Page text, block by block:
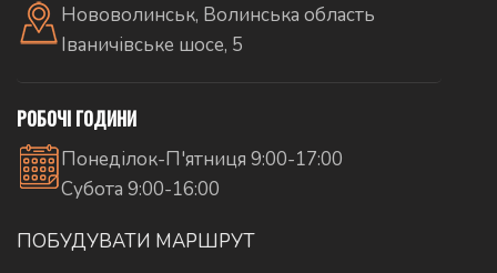
Нововолинськ, Волинська область
Іваничівське шосе, 5
РОБОЧІ ГОДИНИ
Понеділок-П'ятниця 9:00-17:00
Субота 9:00-16:00
ПОБУДУВАТИ МАРШРУТ